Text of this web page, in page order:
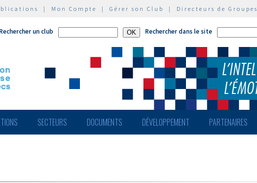
| Mon Compte | Gérer son Club | Directeurs de Groupes
Rechercher un club Rechercher dans le site
SECTEURS DOCUMENTS DÉVELOPPEMENT PARTENAIRES